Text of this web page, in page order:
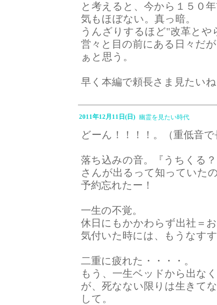
と考えると、今から１５０
気もほぼない。真っ暗。
うんざりするほど"改革と
営々と目の前にある日々だ
ぁと思う。
早く本編で頼長さま見たい
2011年12月11日(日) 幽霊を見たい時代
どーん！！！！。（重低音
落ち込みの音。『うちくる
さんが出るって知っていた
予約忘れたー！
一生の不覚。
休日にもかかわらず出社＝
気付いた時には、もうなす
二重に疲れた・・・・。
もう、一生ベッドから出な
が、死なない限りは生きて
して。